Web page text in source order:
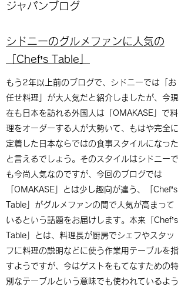
ジャパンブログ
シドニーのグルメファンに人気の
「Chef’s Table」
もう2年以上前のブログで、シドニーでは「お
任せ料理」が大人気だと紹介しましたが、今現
在も日本を訪れる外国人は「OMAKASE」で料
理をオーダーする人が大勢いて、もはや完全に
定着した日本ならではの食事スタイルになった
と言えるでしょう。そのスタイルはシドニーで
も今尚人気なのですが、今回のブログでは
「OMAKASE」とは少し趣向が違う、「Chef’s
Table」がグルメファンの間で人気が高まって
いるという話題をお届けします。本来「Chef’s
Table」とは、料理長が厨房でシェフやスタッ
フに料理の説明などに使う作業用テーブルを指
すようですが、今はゲストをもてなすための特
別なテーブルという意味でも使われているよう